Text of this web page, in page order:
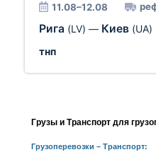
11.08–12.08
Рига (LV) — Киев (UA)
тнп
Грузы и Транспорт для
Грузоперевозки – Транспорт: